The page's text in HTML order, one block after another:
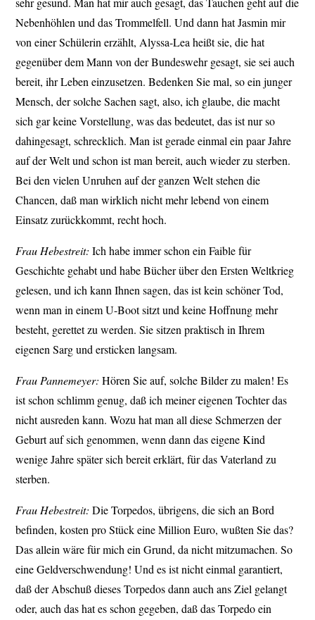
Nebenhöhlen und das Trommelfell. Und dann hat Jasmin mir
von einer Schülerin erzählt, Alyssa-Lea heißt sie, die hat
gegenüber dem Mann von der Bundeswehr gesagt, sie sei auch
bereit, ihr Leben einzusetzen. Bedenken Sie mal, so ein junger
Mensch, der solche Sachen sagt, also, ich glaube, die macht
sich gar keine Vorstellung, was das bedeutet, das ist nur so
dahingesagt, schrecklich. Man ist gerade einmal ein paar Jahre
auf der Welt und schon ist man bereit, auch wieder zu sterben.
Bei den vielen Unruhen auf der ganzen Welt stehen die
Chancen, daß man wirklich nicht mehr lebend von einem
Einsatz zurückkommt, recht hoch.
Frau Hebestreit:Ich habe immer schon ein Faible für
Geschichte gehabt und habe Bücher über den Ersten Weltkrieg
gelesen, und ich kann Ihnen sagen, das ist kein schöner Tod,
wenn man in einem U-Boot sitzt und keine Hoffnung mehr
besteht, gerettet zu werden. Sie sitzen praktisch in Ihrem
eigenen Sarg und ersticken langsam.
Frau Pannemeyer:Hören Sie auf, solche Bilder zu malen! Es
ist schon schlimm genug, daß ich meiner eigenen Tochter das
nicht ausreden kann. Wozu hat man all diese Schmerzen der
Geburt auf sich genommen, wenn dann das eigene Kind
wenige Jahre später sich bereit erklärt, für das Vaterland zu
sterben.
Frau Hebestreit:Die Torpedos, übrigens, die sich an Bord
befinden, kosten pro Stück eine Million Euro, wußten Sie das?
Das allein wäre für mich ein Grund, da nicht mitzumachen. So
eine Geldverschwendung! Und es ist nicht einmal garantiert,
daß der Abschuß dieses Torpedos dann auch ans Ziel gelangt
oder, auch das hat es schon gegeben, daß das Torpedo ein